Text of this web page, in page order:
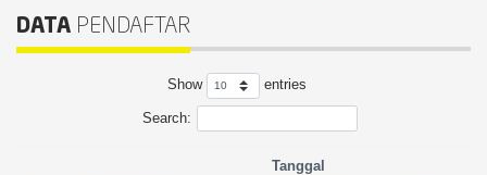
DATA PENDAFTAR
Show entries
Search:
Tanggal